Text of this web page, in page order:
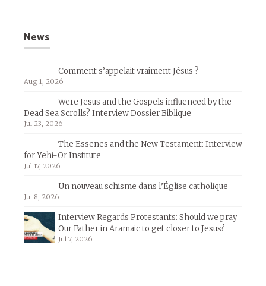
News
Comment s’appelait vraiment Jésus ?
Aug 1, 2026
Were Jesus and the Gospels influenced by the
Dead Sea Scrolls? Interview Dossier Biblique
Jul 23, 2026
The Essenes and the New Testament: Interview
for Yehi-Or Institute
Jul 17, 2026
Un nouveau schisme dans l’Église catholique
Jul 8, 2026
Interview Regards Protestants: Should we pray
Our Father in Aramaic to get closer to Jesus?
Jul 7, 2026